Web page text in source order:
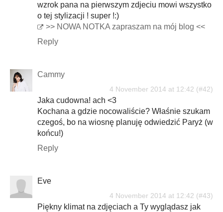
wzrok pana na pierwszym zdjeciu mowi wszystko
o tej stylizacji ! super !:)
>> NOWA NOTKA zapraszam na mój blog <<
Reply
Cammy
4 November 2014 at 12:42
Jaka cudowna! ach <3
Kochana a gdzie nocowaliście? Właśnie szukam
czegoś, bo na wiosnę planuję odwiedzić Paryż (w
końcu!)
Reply
Eve
4 November 2014 at 12:42
Piękny klimat na zdjęciach a Ty wyglądasz jak